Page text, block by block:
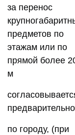
за перенос
предметов по
этажам или по
прямой более
м
предварительно
по городу, (при